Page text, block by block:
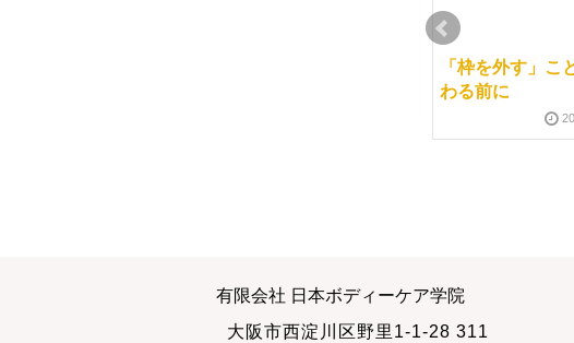
「枠を外す」こ
わる前に
SKKインストラクター
有限会社 日本ボディーケア学院
大阪市西淀川区野里1-1-28 311